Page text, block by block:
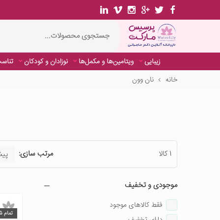
زیبایی ویتامین‌ها و مکمل‌ها نوزادان و کودکان
خانه
نان وون
1 کالا مرتب سازی:
موجودی و تخفیف
فقط کالاهای موجود
تمام